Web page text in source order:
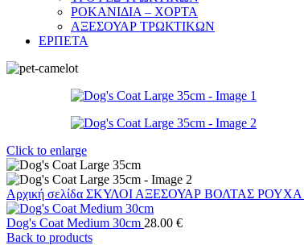
ΡΟΚΑΝΙΔΙΑ – ΧΟΡΤΑ
ΑΞΕΣΟΥΑΡ ΤΡΩΚΤΙΚΩΝ
ΕΡΠΕΤΑ
Click to enlarge
Αρχική σελίδα ΣΚΥΛΟΙ ΑΞΕΣΟΥΑΡ ΒΟΛΤΑΣ ΡΟΥΧΑ
Dog's Coat Medium 30cm 28.00 €
Back to products